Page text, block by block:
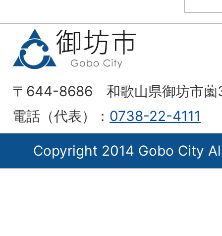
〒644-8686 和歌山県御坊市薗
電話（代表）： 0738-22-4111
Copyright 2014 Gobo City